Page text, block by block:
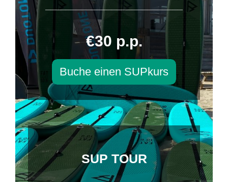
___________________________
€30 p.p.
Buche einen SUPkurs
SUP TOUR